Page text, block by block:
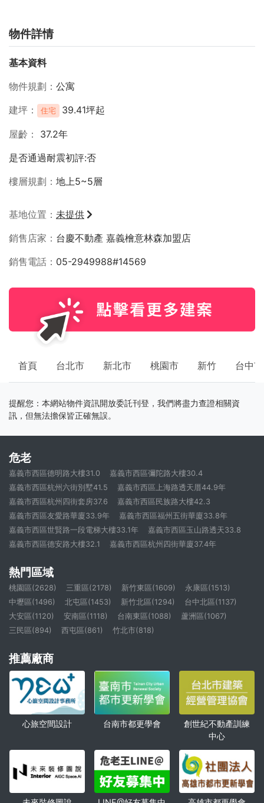
物件詳情
基本資料
物件規劃
公寓
建坪
住宅 39.41坪起
屋齡
37.2年
是否通過耐震初評:否
樓層規劃
地上5~5層
基地位置
未提供
銷售店家
台慶不動產 嘉義檜意林森加盟店
銷售電話
05-2949988#14569
首頁 台北市 新北市 桃園市 新竹 台中市
提醒您：本網站物件資訊開放委託刊登，我們將盡力查證相關資
訊，但無法擔保皆正確無誤。
危老
嘉義市西區德明路大樓31.0
嘉義市西區彌陀路大樓30.4
嘉義市西區杭州六街別墅41.5
嘉義市西區上海路透天厝44.9年
嘉義市西區杭州四街套房37.6
嘉義市西區民族路大樓42.3
嘉義市西區友愛路華廈33.9年
嘉義市西區福州五街華廈33.8年
嘉義市西區世賢路一段電梯大樓33.1年
嘉義市西區玉山路透天33.8
嘉義市西區德安路大樓32.1
嘉義市西區杭州四街華廈37.4年
熱門區域
桃園區(2628) 三重區(2178) 新竹東區(1609)
永康區(1513)
中壢區(1496)
北屯區(1453) 新竹北區(1294)
台中北區(1137)
大安區(1120)
安南區(1118) 台南東區(1088)
蘆洲區(1067)
三民區(894)
西屯區(861) 竹北市(818)
推薦廠商
心旅空間設計 台南市都更學會
創世紀不動產訓練
中心